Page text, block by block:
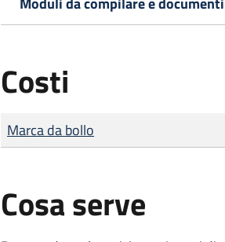
Costi
Tipo di pagamento
Importo
Marca da bollo
Cosa serve